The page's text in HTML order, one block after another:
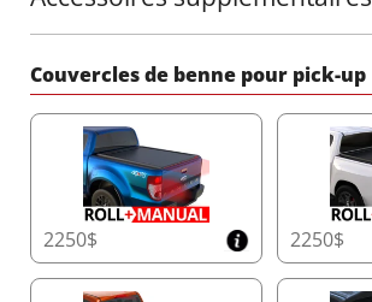
Couvercles de benne pour pick-up
2250$ 2250$